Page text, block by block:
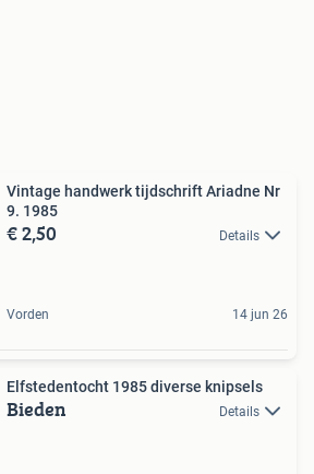
Vintage handwerk tijdschrift Ariadne Nr
9. 1985
€ 2,50 Details
Vorden 14 jun 26
Elfstedentocht 1985 diverse knipsels
Bieden Details